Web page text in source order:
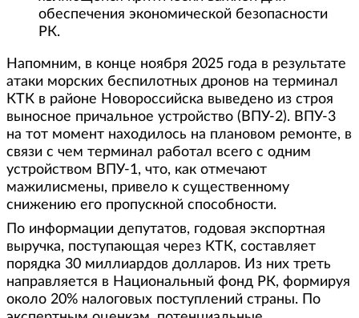
обеспечения экономической безопасности
РК.
Напомним, в конце ноября 2025 года в результате
атаки морских беспилотных дронов на терминал
КТК в районе Новороссийска выведено из строя
выносное причальное устройство (ВПУ-2). ВПУ-3
на тот момент находилось на плановом ремонте, в
связи с чем терминал работал всего с одним
устройством ВПУ-1, что, как отмечают
мажилисмены, привело к существенному
снижению его пропускной способности.
По информации депутатов, годовая экспортная
выручка, поступающая через КТК, составляет
порядка 30 миллиардов долларов. Из них треть
направляется в Национальный фонд РК, формируя
около 20% налоговых поступлений страны. По